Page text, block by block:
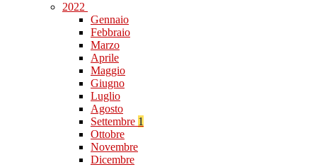
2022
Gennaio
Febbraio
Marzo
Aprile
Maggio
Giugno
Luglio
Agosto
Settembre 1
Ottobre
Novembre
Dicembre